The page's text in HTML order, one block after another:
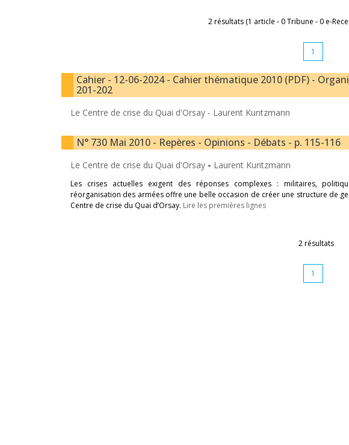
2 résultats (1 article - 0 Tribune - 0 e-
1
Cahier - 12-06-2024 - Cahier thématique 2010 (PDF) -
201-202
Le Centre de crise du Quai d'Orsay - Laurent Kuntzmann
N° 730 Mai 2010 - Repères - Opinions - Débats - p. 115-116
Le Centre de crise du Quai d'Orsay - Laurent Kuntzmann
Les crises actuelles exigent des réponses complexes : militaires,
réorganisation des armées offre une belle occasion de créer une structure de
Centre de crise du Quai d’Orsay. Lire les premières lignes
2 résultats
1